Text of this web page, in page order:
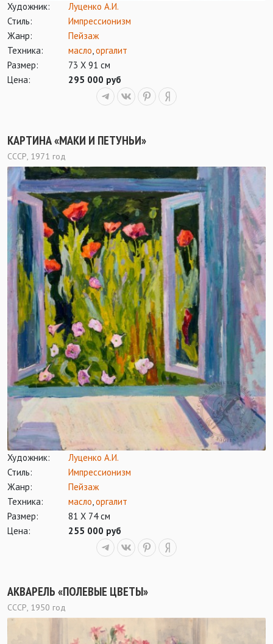
Художник:
Луценко А.И.
Стиль:
Импрессионизм
Жанр:
Пейзаж
Техника:
масло,оргалит
Размер:
73 Х 91 см
Цена:
295 000 руб
КАРТИНА «МАКИ И ПЕТУНЬИ»
СССР, 1971 год
Художник:
Луценко А.И.
Стиль:
Импрессионизм
Жанр:
Пейзаж
Техника:
масло оргалит
Размер:
81 Х 74 см
Цена:
255 000 руб
АКВАРЕЛЬ «ПОЛЕВЫЕ ЦВЕТЫ»
СССР, 1950 год